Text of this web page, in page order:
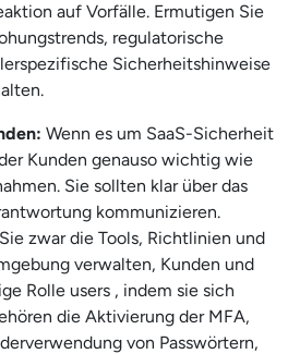
auf Vorfälle. Ermutigen Sie
regulatorische
Sicherheitshinweise
Wenn es um SaaS-Sicherheit
Kunden genauso wichtig wie
Sie sollten klar über das
kommunizieren.
zwar die Tools, Richtlinien und
verwalten, Kunden und
Rolle users , indem sie sich
die Aktivierung der MFA,
von Passwörtern,